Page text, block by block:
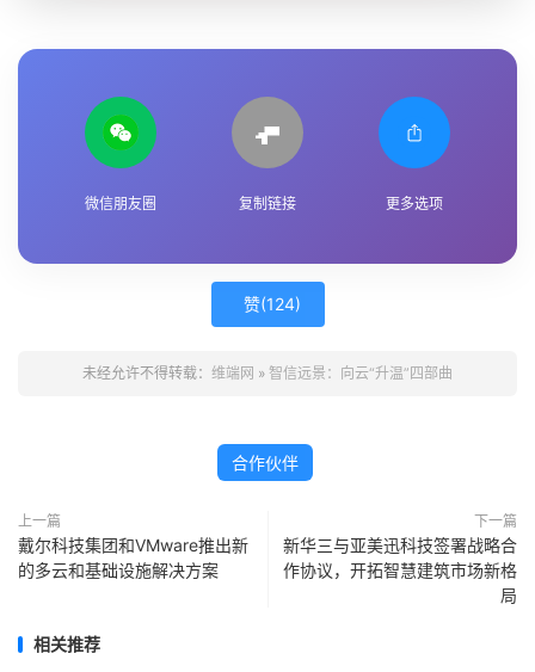
微信朋友圈 复制链接 更多选项
赞(124)
未经允许不得转载： 维端网 » 智信远景：向云“升温”四部曲
合作伙伴
上一篇
戴尔科技集团和VMware推出新
的多云和基础设施解决方案
下一篇
新华三与亚美迅科技签署战略合
作协议，开拓智慧建筑市场新格
局
相关推荐